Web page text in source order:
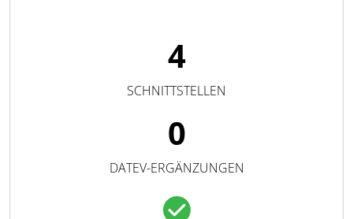
4
SCHNITTSTELLEN
0
DATEV-ERGÄNZUNGEN